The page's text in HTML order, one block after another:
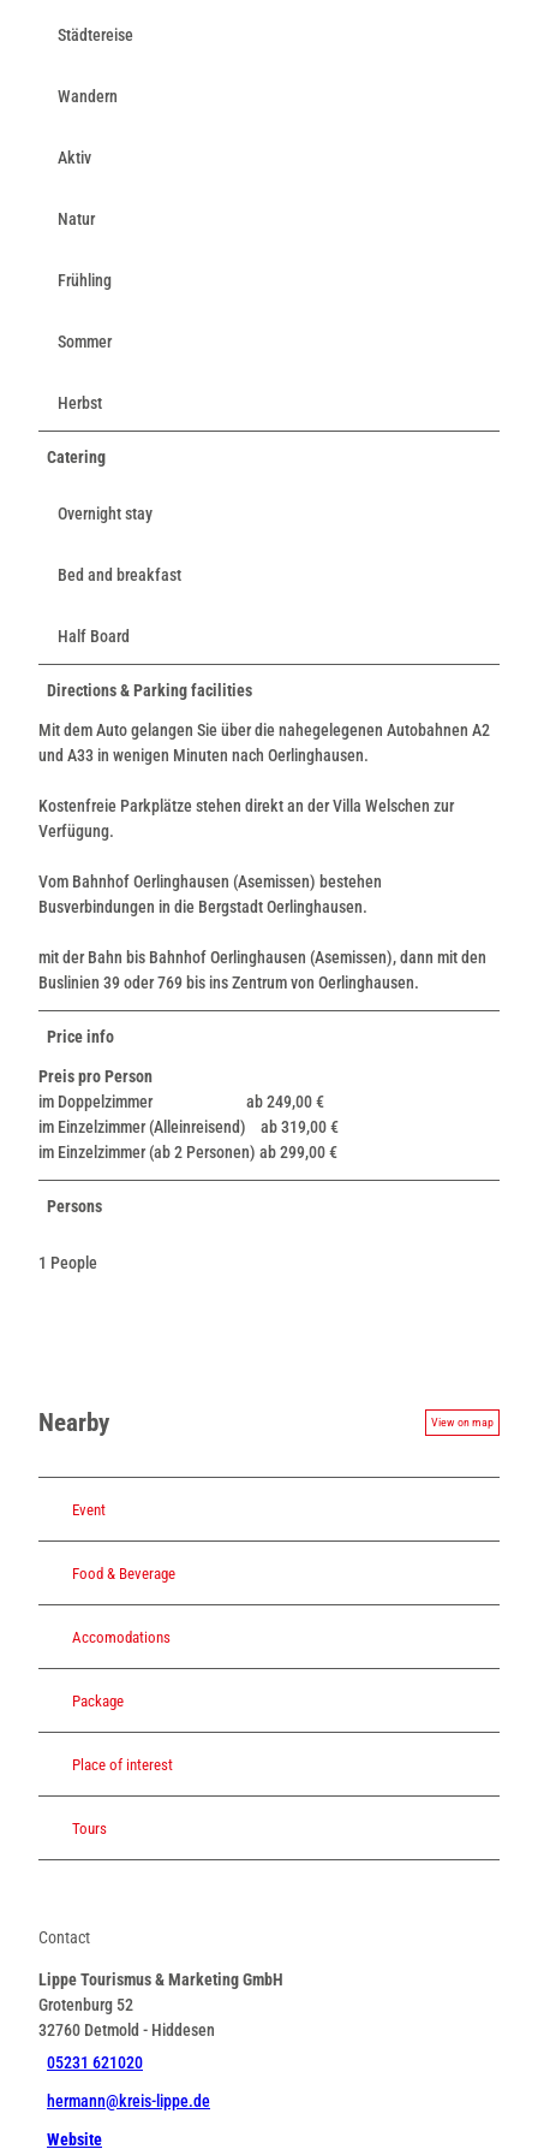
Städtereise
Wandern
Aktiv
Natur
Frühling
Sommer
Herbst
Catering
Overnight stay
Bed and breakfast
Half Board
Directions & Parking facilities
Mit dem Auto gelangen Sie über die nahegelegenen Autobahnen A2
und A33 in wenigen Minuten nach Oerlinghausen.
Kostenfreie Parkplätze stehen direkt an der Villa Welschen zur
Verfügung.
Vom Bahnhof Oerlinghausen (Asemissen) bestehen
Busverbindungen in die Bergstadt Oerlinghausen.
mit der Bahn bis Bahnhof Oerlinghausen (Asemissen), dann mit den
Buslinien 39 oder 769 bis ins Zentrum von Oerlinghausen.
Price info
Preis pro Person
im Doppelzimmer ab 249,00 €
im Einzelzimmer (Alleinreisend) ab 319,00 €
im Einzelzimmer (ab 2 Personen) ab 299,00 €
Persons
1 People
Nearby View on map
Event
Food & Beverage
Accomodations
Package
Place of interest
Tours
Contact
Lippe Tourismus & Marketing GmbH
Grotenburg 52
32760 Detmold - Hiddesen
05231 621020
hermann@kreis-lippe.de
Website